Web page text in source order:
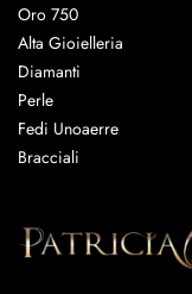
Oro 750
Alta Gioielleria
Diamanti
Perle
Fedi Unoaerre
Bracciali